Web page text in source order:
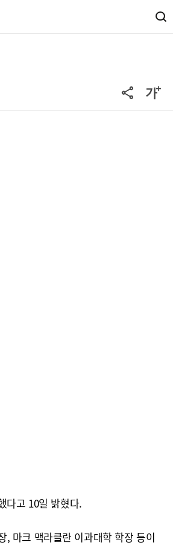
다고 10일 밝혔다.
, 마크 맥라클란 이과대학 학장 등이